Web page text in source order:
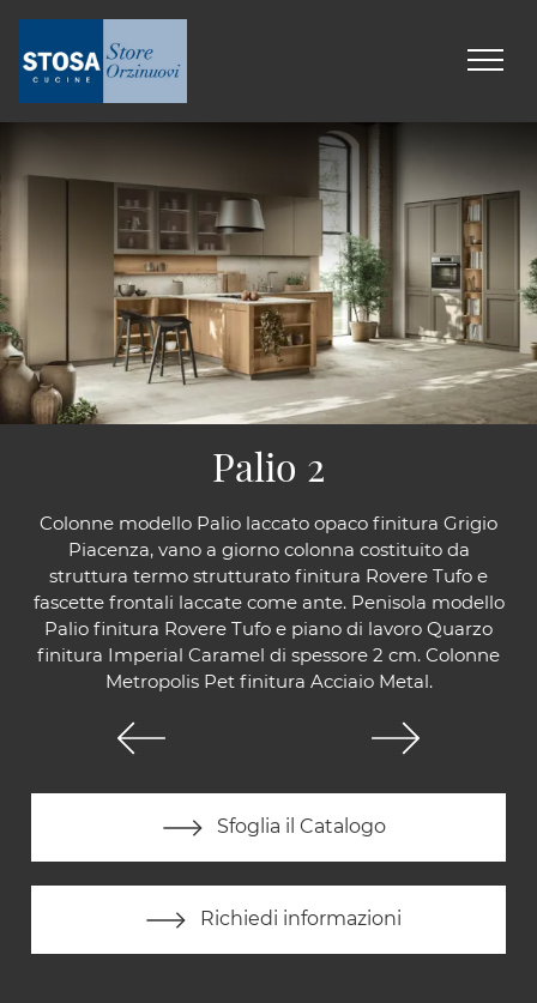
Colonne modello Palio laccato opaco finitura Grigio
Piacenza, vano a giorno colonna costituito da
struttura termo strutturato finitura Rovere Tufo e
fascette frontali laccate come ante. Penisola modello
Palio finitura Rovere Tufo e piano di lavoro Quarzo
finitura Imperial Caramel di spessore 2 cm. Colonne
Metropolis Pet finitura Acciaio Metal.
Sfoglia il Catalogo
Richiedi informazioni
Palio 2